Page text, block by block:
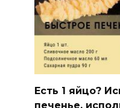
Есть 1 яйцо?
печенье,